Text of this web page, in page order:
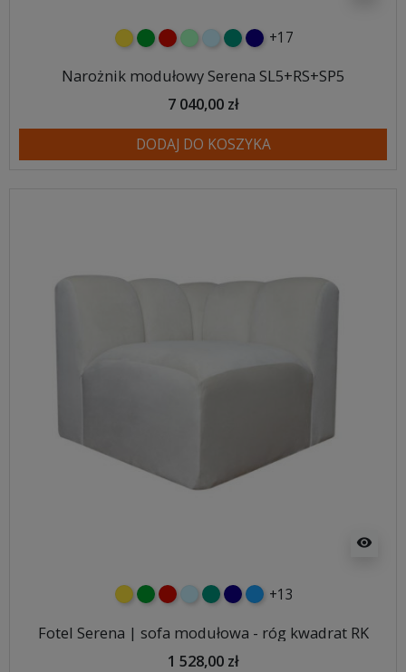
żółtyzielonyczerwony
miętowybłękitnyturkusowy
granatowy
+17
Narożnik modułowy Serena SL5+RS+SP5
7 040,00 zł
DODAJ DO KOSZYKA
visibility
żółtyzielonyczerwony
błękitnyturkusowy
granatowy
niebieski
+13
Fotel Serena | sofa modułowa - róg kwadrat RK
1 528,00 zł